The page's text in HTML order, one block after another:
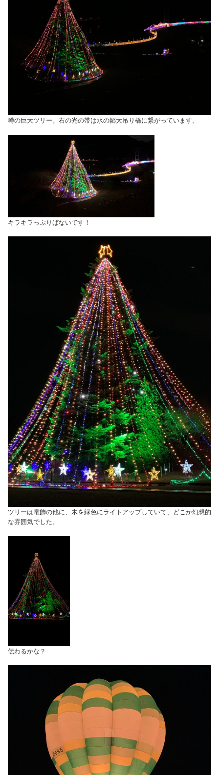
噂の巨大ツリー。右の光の帯は水の郷大吊り橋に繋がっています。
キラキラっぷりぱないです！
ツリーは電飾の他に、木を緑色にライトアップしていて、どこか幻想的
な雰囲気でした。
伝わるかな？